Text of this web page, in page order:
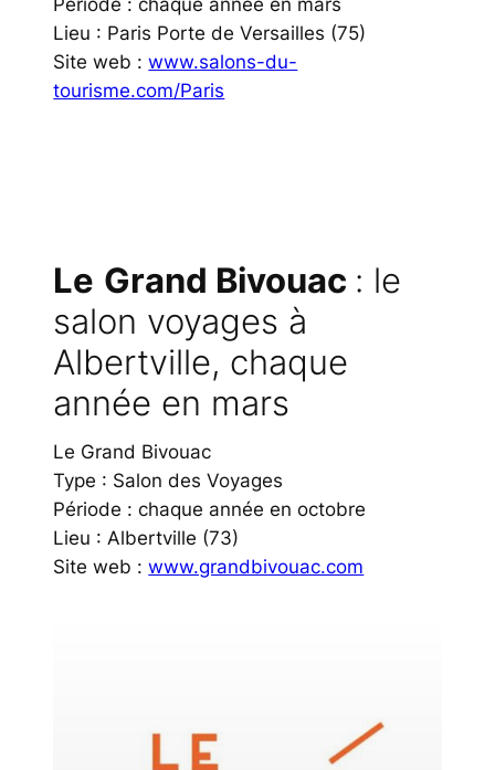
Lieu : Paris Porte de Versailles (75)
Site web :www.salons-du-
tourisme.com/Paris
Le Grand Bivouac : le
salon voyages à
Albertville, chaque
année en mars
Le Grand Bivouac
Type : Salon des Voyages
Période : chaque année en octobre
Lieu : Albertville (73)
Site web :www.grandbivouac.com